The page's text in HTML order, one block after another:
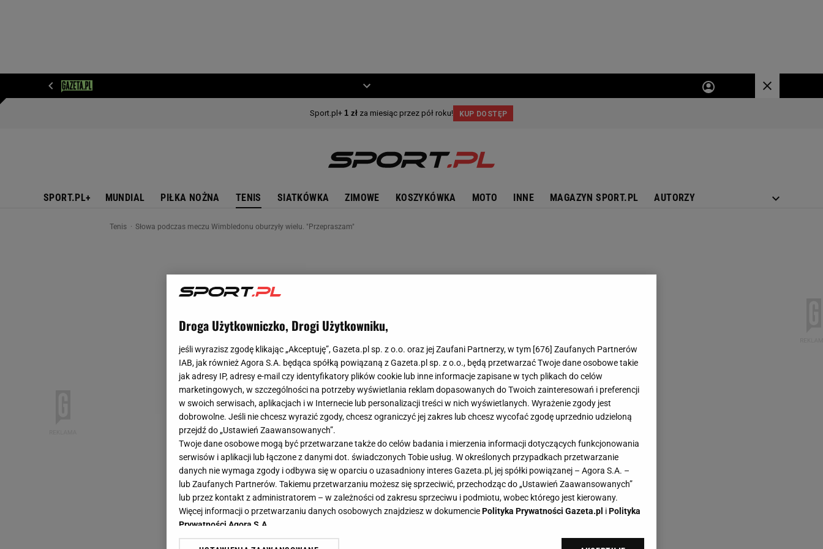
SPORT.PL+ MUNDIAL PIŁKA NOŻNA TENIS SIATKÓWKA ZIMOWE KOSZYKÓWKA MOTO INNE MAGAZYN SPORT.PL AUTORZY
Tenis Słowa podczas meczu Wimbledonu oburzyły wielu. "Przepraszam"
Droga Użytkowniczko, Drogi Użytkowniku,
jeśli wyrazisz zgodę klikając „Akceptuję”, Gazeta.pl sp. z o.o. oraz jej Zaufani Partnerzy, w tym [676] Zaufanych Partnerów
IAB, jak również Agora S.A. będąca spółką powiązaną z Gazeta.pl sp. z o.o., będą przetwarzać Twoje dane osobowe takie
jak adresy IP, adresy e-mail czy identyfikatory plików cookie lub inne informacje zapisane w tych plikach do celów
marketingowych, w szczególności na potrzeby wyświetlania reklam dopasowanych do Twoich zainteresowań i preferencji
w swoich serwisach, aplikacjach i w Internecie lub personalizacji treści w nich wyświetlanych. Wyrażenie zgody jest
dobrowolne. Jeśli nie chcesz wyrazić zgody, chcesz ograniczyć jej zakres lub chcesz wycofać zgodę uprzednio udzieloną
przejdź do „Ustawień Zaawansowanych”.
Twoje dane osobowe mogą być przetwarzane także do celów badania i mierzenia informacji dotyczących funkcjonowania
serwisów i aplikacji lub łączone z danymi dot. świadczonych Tobie usług. W określonych przypadkach przetwarzanie
danych nie wymaga zgody i odbywa się w oparciu o uzasadniony interes Gazeta.pl, jej spółki powiązanej – Agora S.A. –
lub Zaufanych Partnerów. Takiemu przetwarzaniu możesz się sprzeciwić, przechodząc do „Ustawień Zaawansowanych”
lub przez kontakt z administratorem – w zależności od zakresu sprzeciwu i podmiotu, wobec którego jest kierowany.
Więcej informacji o przetwarzaniu danych osobowych znajdziesz w dokumenciePolityka Prywatności Gazeta.pl iPolityka
Prywatności Agora S.A.